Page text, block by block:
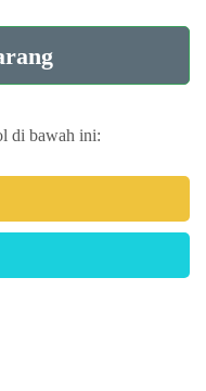
di bawah ini: